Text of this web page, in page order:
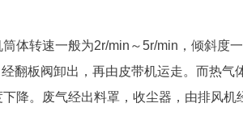
体转速一般为2r/min～5r/min，倾斜度
翻板阀卸出，再由皮带机运走。而热气
降。废气经出料罩，收尘器，由排风机